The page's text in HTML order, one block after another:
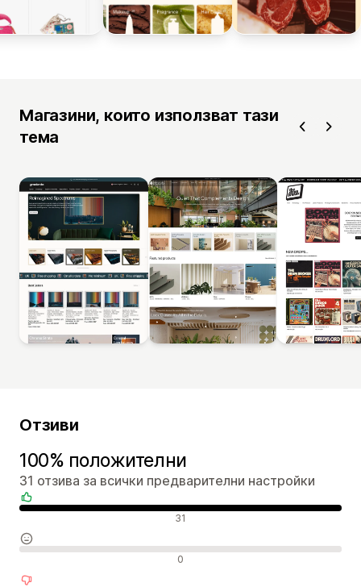
Магазини, които използват тази
тема
Отзиви
100% положителни
31 отзива за всички предварителни настройки
Положителни отзиви 31
Неутрални отзиви 0